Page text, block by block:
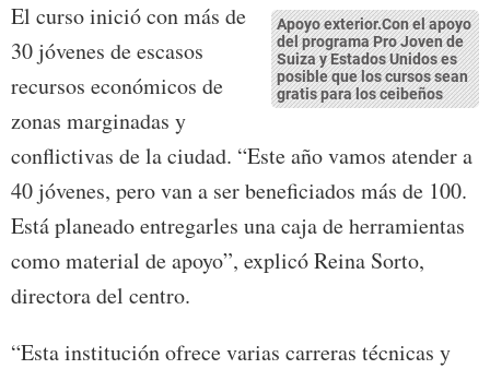
Apoyo exterior.Con el apoyo
del programa Pro Joven de
Suiza y Estados Unidos es
posible que los cursos sean
gratis para los ceibeños
El curso inició con más de
30 jóvenes de escasos
recursos económicos de
zonas marginadas y
conflictivas de la ciudad. “Este año vamos atender a
40 jóvenes, pero van a ser beneficiados más de 100.
Está planeado entregarles una caja de herramientas
como material de apoyo”, explicó Reina Sorto,
directora del centro.
“Esta institución ofrece varias carreras técnicas y